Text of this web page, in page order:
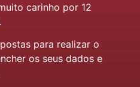
carinho por 12
para realizar o
os seus dados e